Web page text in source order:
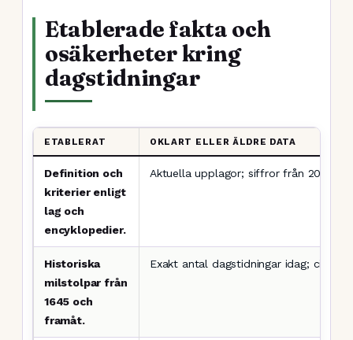
Etablerade fakta och
osäkerheter kring
dagstidningar
ETABLERAT OKLART ELLER ÄLDRE DATA
Definition och
kriterier enligt
lag och
encyklopedier.
Aktuella upplagor; siffror från 2006
Historiska
milstolpar från
1645 och
framåt.
Exakt antal dagstidningar idag; cirka